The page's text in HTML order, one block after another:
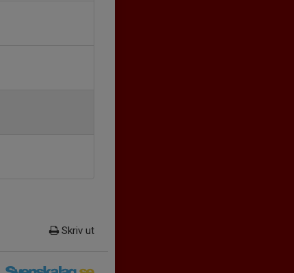
Skriv ut